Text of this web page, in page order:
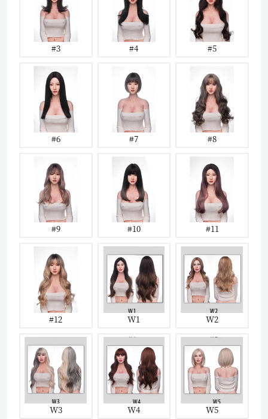
#3 #4 #5
#6 #7 #8
#9 #10 #11
#12 W1 W2
W3 W4 W5